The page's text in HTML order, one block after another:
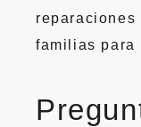
reparaciones
familias para